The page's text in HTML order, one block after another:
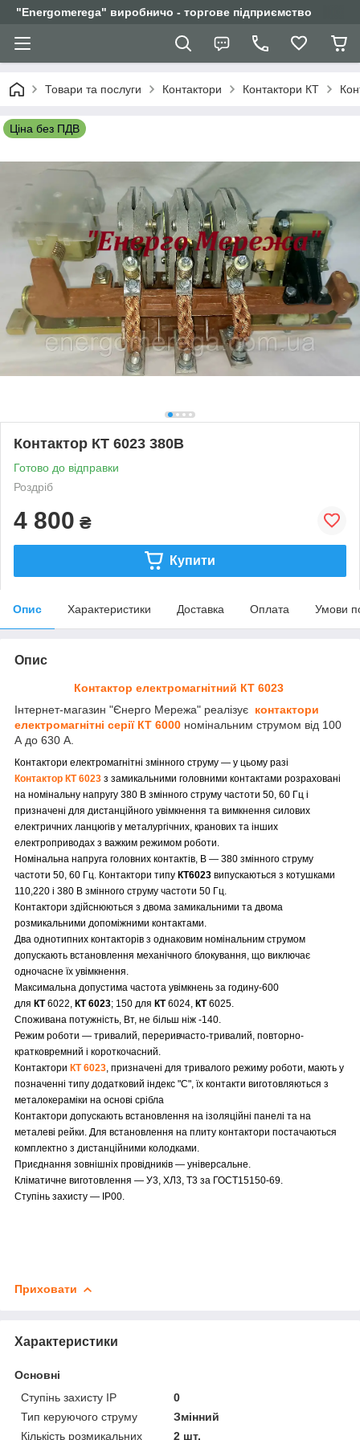
"Еnergomerega" виробничо - торгове підприємство
Товари та послуги Контактори Контактори КТ
Ціна без ПДВ
Контактор КТ 6023 380В
Готово до відправки
Роздріб
4 800 ₴
Купити
Опис Характеристики Доставка Оплата Умови
Опис
Контактор електромагнітний КТ 6023
Інтернет-магазин "Єнерго Мережа" реалізує контактори
електромагнітні серії КТ 6000 номінальним струмом від 100
А до 630 А.
Контактори електромагнітні змінного струму — у цьому разі
Контактор КТ 6023 з замикальними головними контактами розраховані
на номінальну напругу 380 В змінного струму частоти 50, 60 Гц і
призначені для дистанційного увімкнення та вимкнення силових
електричних ланцюгів у металургічних, кранових та інших
електроприводах з важким режимом роботи.
Номінальна напруга головних контактів, В — 380 змінного струму
частоти 50, 60 Гц. Контактори типу КТ6023 випускаються з котушками
110,220 і 380 В змінного струму частоти 50 Гц.
Контактори здійснюються з двома замикальними та двома
розмикальними допоміжними контактами.
Два однотипних контакторів з однаковим номінальним струмом
допускають встановлення механічного блокування, що виключає
одночасне їх увімкнення.
Максимальна допустима частота увімкнень за годину-600
для КТ6022, КТ 6023; 150 для КТ6024, КТ6025.
Споживана потужність, Вт, не більш ніж -140.
Режим роботи — тривалий, переривчасто-тривалий, повторно-
кратковремний і короткочасний.
Контактори КТ 6023 , призначені для тривалого режиму роботи, мають у
позначенні типу додатковий індекс "С", їх контакти виготовляються з
металокераміки на основі срібла
Контактори допускають встановлення на ізоляційні панелі та на
металеві рейки. Для встановлення на плиту контактори постачаються
комплектно з дистанційними колодками.
Приєднання зовнішніх провідників — універсальне.
Кліматичне виготовлення — У3, ХЛ3, Т3 за ГОСТ15150-69.
Ступінь захисту — IР00.
Приховати
Характеристики
Основні
Ступінь захисту IP
0
Тип керуючого струму
Змінний
Кількість розмикальних
2 шт.